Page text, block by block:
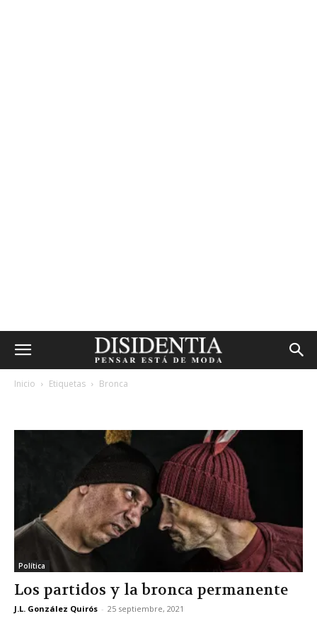
Inicio Etiquetas Bronca
Política
Los partidos y la bronca permanente
J.L. González Quirós - 25 septiembre, 2021